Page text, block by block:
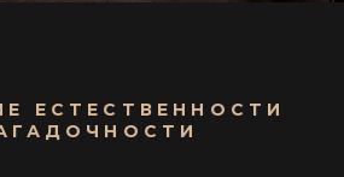
ЕСТЕСТВЕННОСТИ